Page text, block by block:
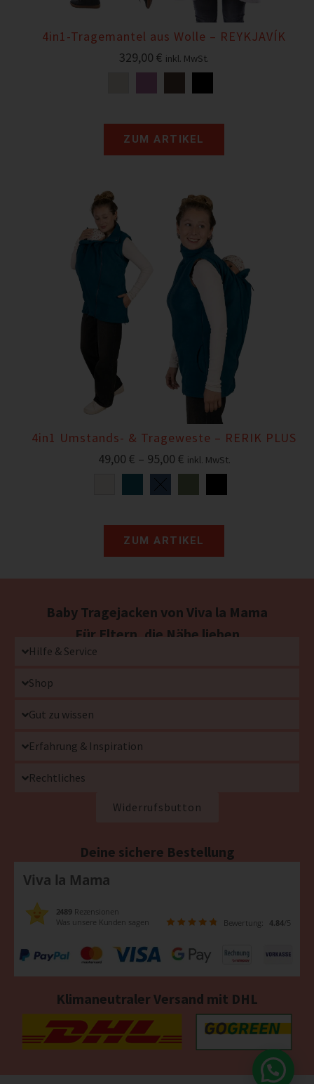
4in1-Tragemantel aus Wolle – REYKJAVÍK
329,00 € inkl. MwSt.
ZUM ARTIKEL
4in1 Umstands- & Trageweste – RERIK PLUS
49,00 € – 95,00 € inkl. MwSt.
ZUM ARTIKEL
Baby Tragejacken von Viva la Mama
Für Eltern, die Nähe lieben
Hilfe & Service
Shop
Gut zu wissen
Erfahrung & Inspiration
Rechtliches
Widerrufsbutton
Deine sichere Bestellung
Viva la Mama
2489 Rezensionen
Was unsere Kunden sagen
Bewertung: 4.84/5
Klimaneutraler Versand mit DHL